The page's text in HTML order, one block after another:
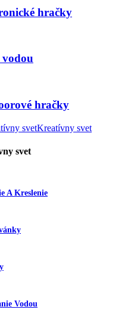
hračky
hračky
Kreatívny svet
svet
A Kreslenie
Vodou